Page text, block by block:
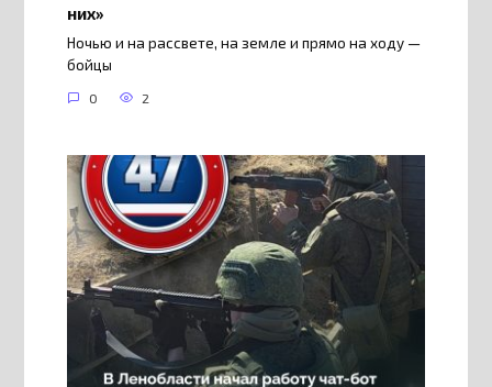
них»
Ночью и на рассвете, на земле и прямо на ходу —
бойцы
0 2